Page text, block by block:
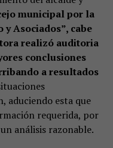
municipal por la
Asociados”, cabe
realizó auditoria
conclusiones
a resultados
aduciendo esta que
requerida, por
análisis razonable.